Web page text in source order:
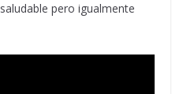
pero igualmente